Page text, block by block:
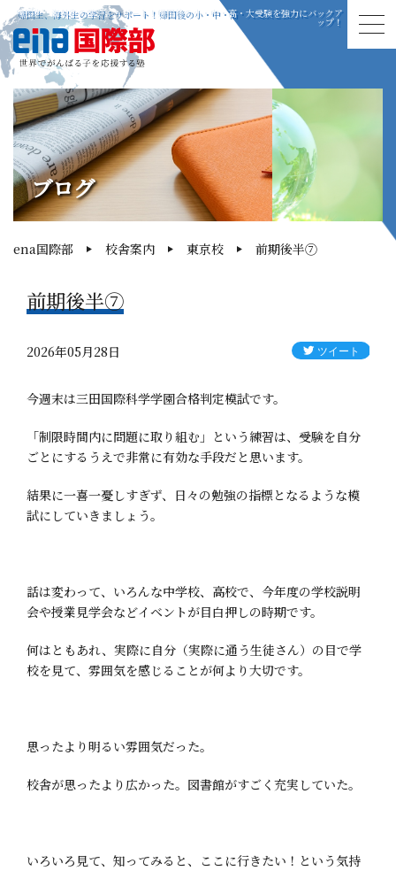
帰国生、海外生の学習をサポート！帰国後の小・中・高・大受験を強力にバックア
ップ！
ブログ
ena国際部 校舎案内 東京校 前期後半⑦
前期後半⑦
2026年05月28日
今週末は三田国際科学学園合格判定模試です。
「制限時間内に問題に取り組む」という練習は、受験を自分
ごとにするうえで非常に有効な手段だと思います。
結果に一喜一憂しすぎず、日々の勉強の指標となるような模
試にしていきましょう。
話は変わって、いろんな中学校、高校で、今年度の学校説明
会や授業見学会などイベントが目白押しの時期です。
何はともあれ、実際に自分（実際に通う生徒さん）の目で学
校を見て、雰囲気を感じることが何より大切です。
思ったより明るい雰囲気だった。
校舎が思ったより広かった。図書館がすごく充実していた。
いろいろ見て、知ってみると、ここに行きたい！という気持